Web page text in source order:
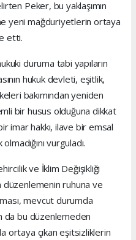
Peker, bu yaklaşımın
yeni mağduriyetlerin ortaya
etti.
duruma tabi yapıların
hukuk devleti, eşitlik,
bakımından yeniden
bir husus olduğuna dikkat
imar hakkı, ilave bir emsal
vurguladı.
ve İklim Değişikliği
düzenlemenin ruhuna ve
mevcut durumda
da bu düzenlemeden
ortaya çıkan eşitsizliklerin